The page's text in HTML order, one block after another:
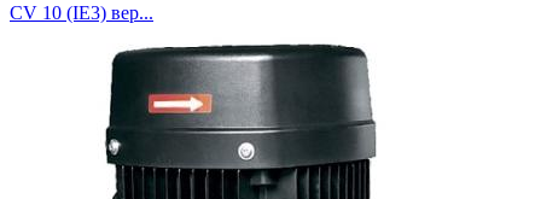
CV 10 (IE3) вер...